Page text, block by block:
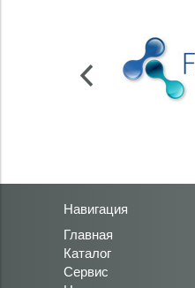
Навигация
Главная
Каталог
Сервис